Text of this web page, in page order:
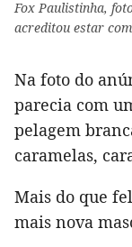
Fox Paulistinha,
acreditou estar
Na foto do
parecia com
pelagem
caramelas,
Mais do que
mais nova